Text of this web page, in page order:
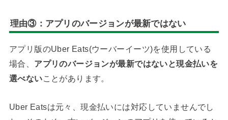
理由③：アプリのバージョンが最新ではない
アプリ版のUber Eats(ウーバーイーツ)を使用している
場合、 アプリのバージョンが最新ではないと現金払いを
選べないことがあります。
Uber Eatsは元々、現金払いには対応していませんでし